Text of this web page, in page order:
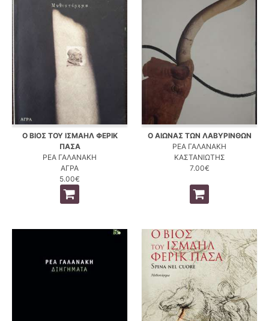
Ο ΒΙΟΣ ΤΟΥ ΙΣΜΑΗΛ ΦΕΡΙΚ
ΠΑΣΑ
ΡΕΑ ΓΑΛΑΝΑΚΗ
ΑΓΡΑ
5.00€
Ο ΑΙΩΝΑΣ ΤΩΝ ΛΑΒΥΡΙΝΘΩΝ
ΡΕΑ ΓΑΛΑΝΑΚΗ
ΚΑΣΤΑΝΙΩΤΗΣ
7.00€